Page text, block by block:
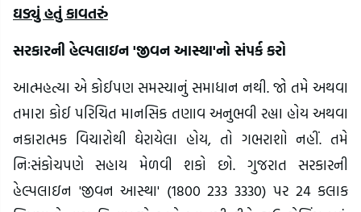
ઘડ્યું હતું કાવતરું
સરકારની હેલ્પલાઇન 'જીવન આસ્થા'નો સંપર્ક કરો
આત્મહત્યા એ કોઈપણ સમસ્યાનું સમાધાન નથી. જો તમે અથવા
તમારા કોઈ પરિચિત માનસિક તણાવ અનુભવી રહ્યા હોય અથવા
નકારાત્મક વિચારોથી ઘેરાયેલા હોય, તો ગભરાશો નહીં. તમે
નિઃસંકોચપણે સહાય મેળવી શકો છો. ગુજરાત સરકારની
હેલ્પલાઇન 'જીવન આસ્થા' (1800 233 3330) પર 24 કલાક